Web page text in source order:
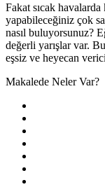
Fakat sıcak
yapabileceğiniz çok
nasıl buluyorsunuz?
değerli yarışlar var.
eşsiz ve heyecan
Makalede Neler Var?